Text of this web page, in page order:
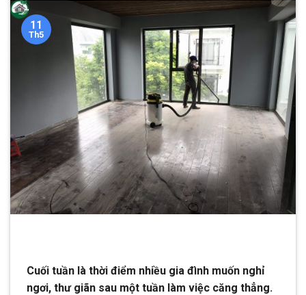
11
Th5
Cuối tuần là thời điểm nhiều gia đình muốn nghỉ
ngơi, thư giãn sau một tuần làm việc căng thẳng.